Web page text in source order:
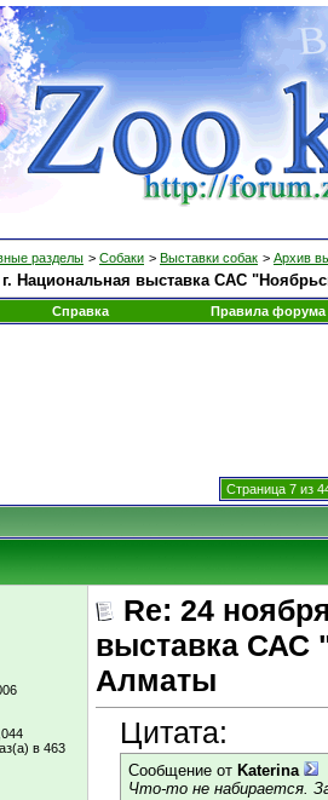
разделы > Собаки > Выставки собак > Архив
г. Национальная выставка САС
Справка Правила форума
Страница 7 из
в 463
Re: 24
выставка САС
Алматы
Цитата:
Сообщение от Katerina
Что-то не набирается.